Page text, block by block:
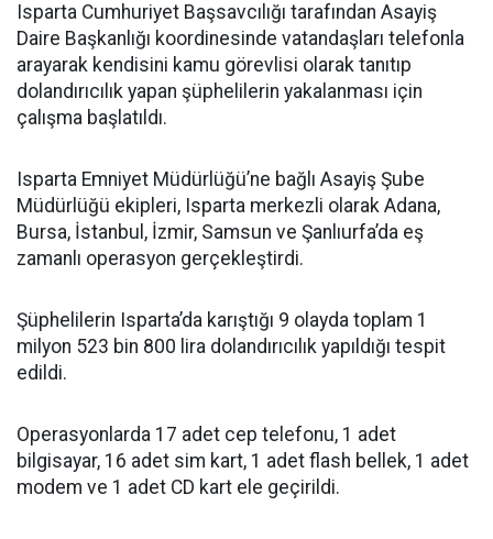
Isparta Cumhuriyet Başsavcılığı tarafından Asayiş
Daire Başkanlığı koordinesinde vatandaşları telefonla
arayarak kendisini kamu görevlisi olarak tanıtıp
dolandırıcılık yapan şüphelilerin yakalanması için
çalışma başlatıldı.
Isparta Emniyet Müdürlüğü’ne bağlı Asayiş Şube
Müdürlüğü ekipleri, Isparta merkezli olarak Adana,
Bursa, İstanbul, İzmir, Samsun ve Şanlıurfa’da eş
zamanlı operasyon gerçekleştirdi.
Şüphelilerin Isparta’da karıştığı 9 olayda toplam 1
milyon 523 bin 800 lira dolandırıcılık yapıldığı tespit
edildi.
Operasyonlarda 17 adet cep telefonu, 1 adet
bilgisayar, 16 adet sim kart, 1 adet flash bellek, 1 adet
modem ve 1 adet CD kart ele geçirildi.